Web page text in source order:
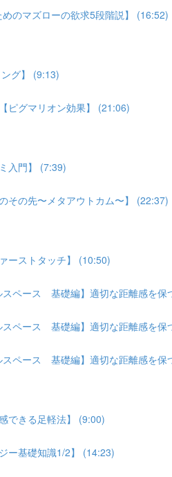
のマズローの欲求5段階説】 (16:52)
グ】 (9:13)
ピグマリオン効果】 (21:06)
入門】 (7:39)
その先〜メタアウトカム〜】 (22:37)
ーストタッチ】 (10:50)
スペース 基礎編】適切な距離感を保
スペース 基礎編】適切な距離感を保
スペース 基礎編】適切な距離感を保
できる足軽法】 (9:00)
ー基礎知識1/2】 (14:23)